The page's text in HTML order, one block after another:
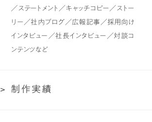
作・
テ
／ステートメント／キャッチコピー／ストー
リー／社内ブログ／広報記事／採用向け
インタビュー／社長インタビュー／対談コ
ンテンツなど
制 制 作実績